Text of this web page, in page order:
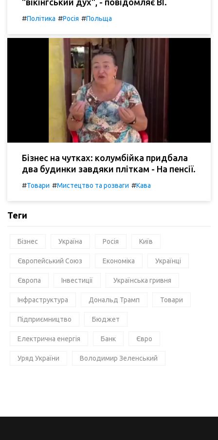
"вікінгський дух", - повідомляє BI.
#Політика #Росія #Польща
Бізнес на чутках: колумбійка придбала
два будинки завдяки пліткам - На пенсії.
#Товари #Мистецтво та розваги #Кава
Теги
Бізнес Україна Росія Київ
Європейський Союз Економіка Українці
Європа Інвестиції Українська гривня
Інфраструктура Дональд Трамп Товари
Підприємництво Бюджет
Електрична енергія Банк Євро
Уряд України Володимир Зеленський